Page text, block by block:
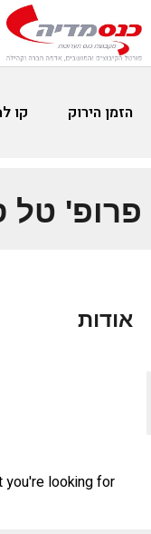
הזמן הירוק קו
פרופ' טל
אודות
looking for.